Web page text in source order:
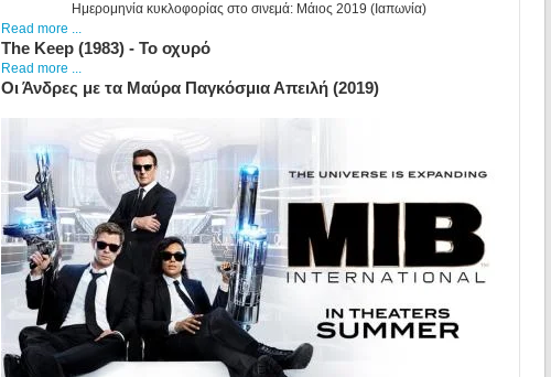
Ημερομηνία κυκλοφορίας στο σινεμά: Μάιος 2019 (Ιαπωνία)
Read more ...
The Keep (1983) - Το οχυρό
Read more ...
Οι Άνδρες με τα Μαύρα Παγκόσμια Απειλή (2019)